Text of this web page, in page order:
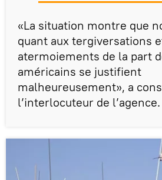
«La situation montre que
quant aux tergiversations
atermoiements de la part
américains se justifient
malheureusement», a
l’interlocuteur de l’agence.